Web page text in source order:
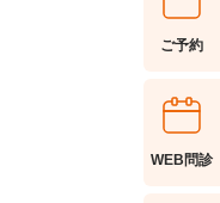
ご予約
WEB問診